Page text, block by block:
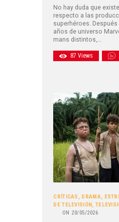
No hay duda que
respecto a las
superhéroes.
años de universo
mans distintos,…
87 Views
CRÍTICAS , DRAMA,
DE TELEVISIÓN,
ON 20/05/2026